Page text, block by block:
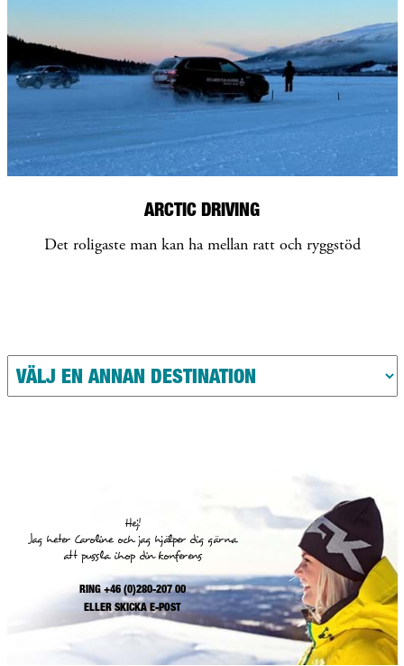
ARCTIC DRIVING
Det roligaste man kan ha mellan ratt och ryggstöd
Hej!
Jag heter Caroline och jag hjälper dig gärna
att pussla ihop din konferens
RING +46 (0)280-207 00
ELLERSKICKA E-POST